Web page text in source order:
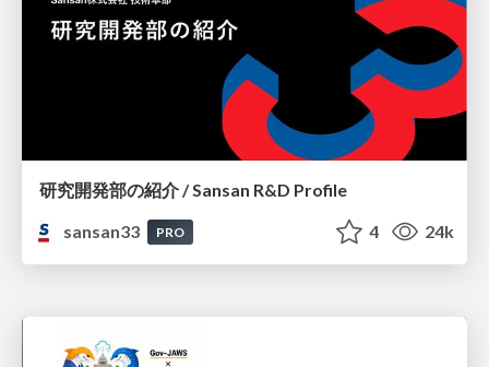
研究開発部の紹介 / Sansan R&D Profile
sansan33
PRO 4 24k